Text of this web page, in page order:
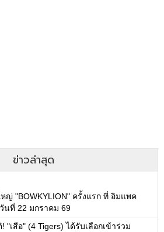
ข่าวล่าสุด
ญ่ "BOWKYLION" ครั้งแรก ที่ อิมแพค
นที่ 22 มกราคม 69
เสือ" (4 Tigers) ได้รับเลือกเข้าร่วม